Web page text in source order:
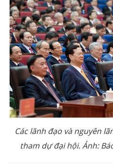
Các lãnh đạo và nguyên
tham dự đại hội. Ảnh: